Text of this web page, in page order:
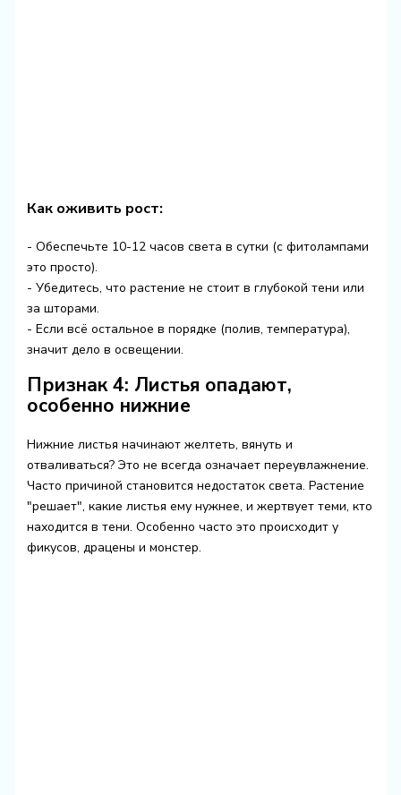
Как оживить рост:
- Обеспечьте 10-12 часов света в сутки (с фитолампами
это просто).
- Убедитесь, что растение не стоит в глубокой тени или
за шторами.
- Если всё остальное в порядке (полив, температура),
значит дело в освещении.
Признак 4: Листья опадают,
особенно нижние
Нижние листья начинают желтеть, вянуть и
отваливаться? Это не всегда означает переувлажнение.
Часто причиной становится недостаток света. Растение
"решает", какие листья ему нужнее, и жертвует теми, кто
находится в тени. Особенно часто это происходит у
фикусов, драцены и монстер.